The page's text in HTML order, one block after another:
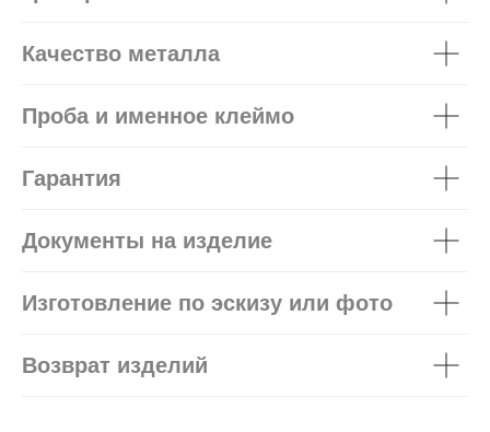
Качество металла
Проба и именное клеймо
Гарантия
Документы на изделие
Изготовление по эскизу или фото
Возврат изделий